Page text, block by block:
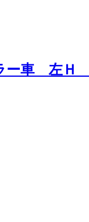
ー車 左